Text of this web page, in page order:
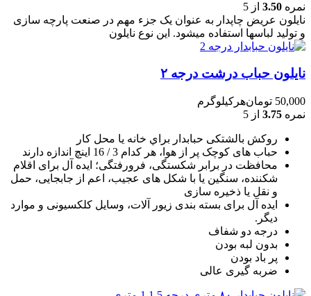
نمره 3.50 از 5
نایلون عریض چاپدار به عنوان یک جزء مهم در صنعت پارچه سازی
و تولید لباسها استفاده میشود. این نوع نایلون
نایلون حباب درشت درجه ۲
50,000 تومانهرکیلوگرم
نمره 3.75 از 5
روکش بالشتکی حبابدار براي خانه يا محل کار
حباب های کوچک پر از هوا، هر کدام 3 / 16 اينچ اندازه دارند
محافظت در برابر شکستگی، فرورفتگی؛ ايده آل برای اقلام
شکننده، سنگين يا با شکل های عجيب، اعم از جابجايی، حمل
و نقل يا ذخيره سازی
ایده آل برای بسته بندی زیور آلات، وسایل کلکسیونی و موارد
دیگر.
درجه دو شفاف
بدون لبه بودن
پر باد بودن
ضربه گیری عالی